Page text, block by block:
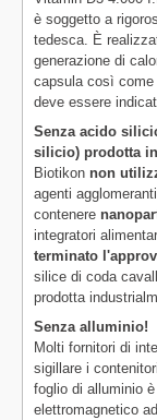
è soggetto a
tedesca. È
generazione di
capsula così
deve essere
Senza acido
silicio) prodotta
Biotikon non
agenti
contenere
integratori
terminato
silice di coda
prodotta
Senza alluminio!
Molti fornitori di
sigillare i
foglio di alluminio
elettromagnetico